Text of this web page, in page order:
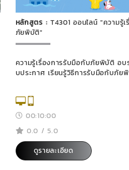
หลักสูตร : T4301 ออนไลน์ "ความรู้
ภัยพิบัติ"
ความรู้เรื่องการรับมือกับภัยพิบัติ อ
บประกาศ เรียนรู้วิธีการรับมือกับภัย
00:10:00
0.0 / 5.0
ดูรายละเอียด